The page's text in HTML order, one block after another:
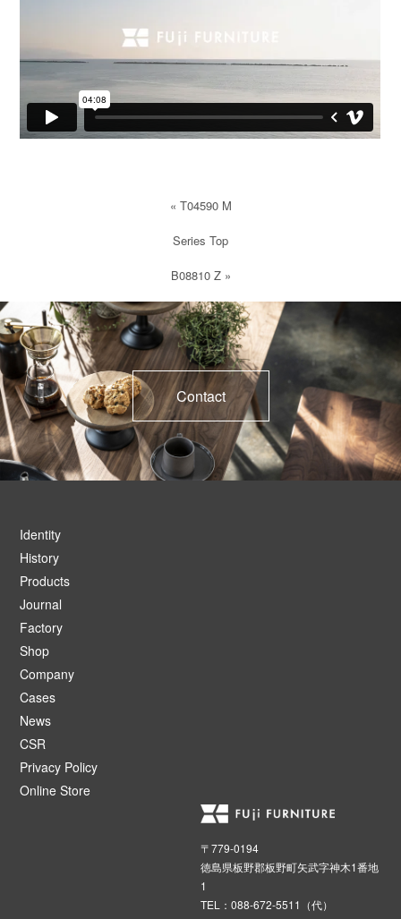
« T04590 M
Series Top
B08810 Z»
Contact
Identity
History
Products
Journal
Factory
Shop
Company
Cases
News
CSR
Privacy Policy
Online Store
〒779-0194
徳島県板野郡板野町矢武字神木1番地
1
TEL：088-672-5511（代）